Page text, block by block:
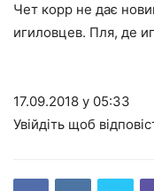
Чет корр не дає
игиловцев. Пля, де
17.09.2018 у 05:33
Увійдіть щоб